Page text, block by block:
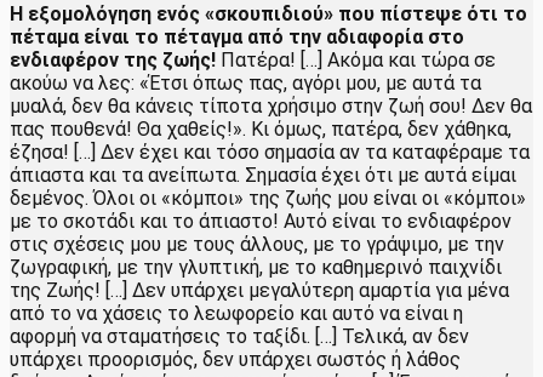
Η εξομολόγηση ενός «σκουπιδιού» που πίστεψε ότι το
πέταμα είναι το πέταγμα από την αδιαφορία στο
ενδιαφέρον της ζωής! Πατέρα! […] Ακόμα και τώρα σε
ακούω να λες: «Έτσι όπως πας, αγόρι μου, με αυτά τα
μυαλά, δεν θα κάνεις τίποτα χρήσιμο στην ζωή σου! Δεν θα
πας πουθενά! Θα χαθείς!». Κι όμως, πατέρα, δεν χάθηκα,
έζησα! […] Δεν έχει και τόσο σημασία αν τα καταφέραμε τα
άπιαστα και τα ανείπωτα. Σημασία έχει ότι με αυτά είμαι
δεμένος. Όλοι οι «κόμποι» της ζωής μου είναι οι «κόμποι»
με το σκοτάδι και το άπιαστο! Αυτό είναι το ενδιαφέρον
στις σχέσεις μου με τους άλλους, με το γράψιμο, με την
ζωγραφική, με την γλυπτική, με το καθημερινό παιχνίδι
της Ζωής! […] Δεν υπάρχει μεγαλύτερη αμαρτία για μένα
από το να χάσεις το λεωφορείο και αυτό να είναι η
αφορμή να σταματήσεις το ταξίδι. […] Τελικά, αν δεν
υπάρχει προορισμός, δεν υπάρχει σωστός ή λάθος